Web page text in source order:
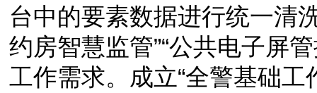
台中的要素数据进行统一清
约房智慧监管”“公共电子屏
工作需求。成立“全警基础